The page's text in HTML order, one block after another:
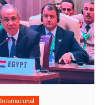
International